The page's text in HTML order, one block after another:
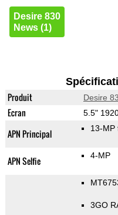
Desire 830
News (1)
Produit Desire
Ecran 5.5"
APN Principal 13-MP
APN Selfie 4-MP
3GO